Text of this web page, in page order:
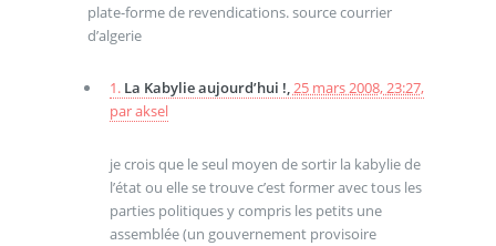
plate-forme de revendications. source courrier
d’algerie
1. La Kabylie aujourd’hui !,25 mars 2008, 23:27,
paraksel
je crois que le seul moyen de sortir la kabylie de
l’état ou elle se trouve c’est former avec tous les
parties politiques y compris les petits une
assemblée (un gouvernement provisoire